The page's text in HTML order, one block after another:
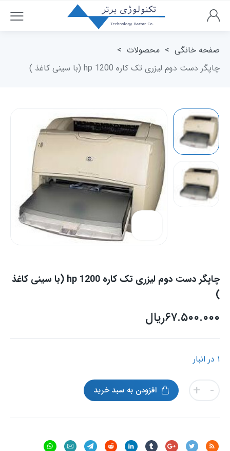
صفحه خانگی > محصولات >
چاپگر دست دوم لیزری تک کاره hp 1200 (با سینی کاغذ )
چاپگر دست دوم لیزری تک کاره hp 1200 (با سینی کاغذ
)
ریال۶۷.۵۰۰.۰۰۰
۱ در انبار
-
چاپگر
دست
کاره
+ افزودن به سبد خرید